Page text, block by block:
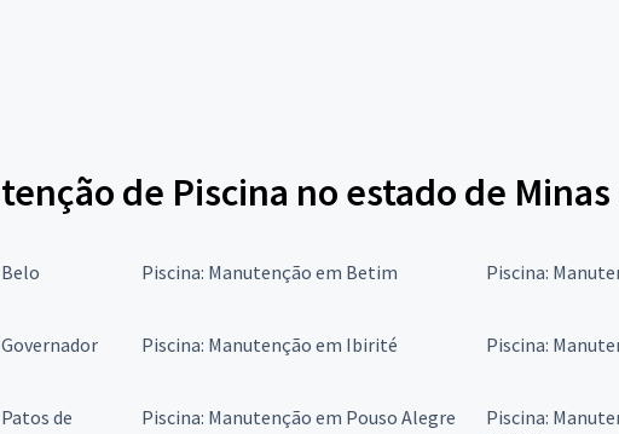
de Piscina no estado de Minas
Piscina: Manutenção em Betim Piscina:
Piscina: Manutenção em Ibirité Piscina:
de
Piscina: Manutenção em Pouso Alegre
Piscina: